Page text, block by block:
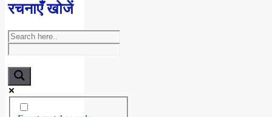
रचनाएँ खोजें